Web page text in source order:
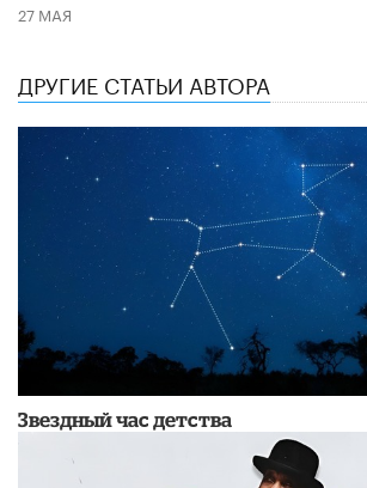
27 МАЯ
ДРУГИЕ СТАТЬИ АВТОРА
Звездный час детства